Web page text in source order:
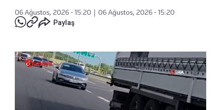
06 Ağustos, 2026 - 15:20
06 Ağustos, 2026 - 15:20
Paylaş